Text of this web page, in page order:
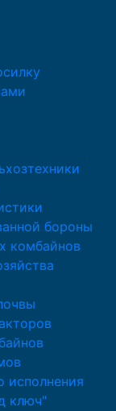
бороны
комбайнов
исполнения
ключ"